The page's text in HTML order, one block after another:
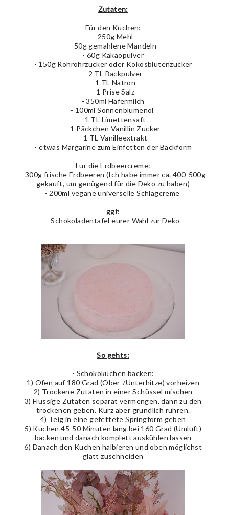
Zutaten:
Für den Kuchen:
- 250g Mehl
- 50g gemahlene Mandeln
- 60g Kakaopulver
- 150g Rohrohrzucker oder Kokosblütenzucker
- 2 TL Backpulver
- 1 TL Natron
- 1 Prise Salz
- 350ml Hafermilch
- 100ml Sonnenblumenöl
- 1 TL Limettensaft
- 1 Päckchen Vanillin Zucker
- 1 TL Vanilleextrakt
- etwas Margarine zum Einfetten der Backform
Für die Erdbeercreme:
- 300g frische Erdbeeren (Ich habe immer ca. 400-500g
gekauft, um genügend für die Deko zu haben)
- 200ml vegane universelle Schlagcreme
ggf:
- Schokoladentafel eurer Wahl zur Deko
So gehts:
- Schokokuchen backen:
1) Ofen auf 180 Grad (Ober-/Unterhitze) vorheizen
2) Trockene Zutaten in einer Schüssel mischen
3) Flüssige Zutaten separat vermengen, dann zu den
trockenen geben. Kurz aber gründlich rühren.
4) Teig in eine gefettete Springform geben
5) Kuchen 45-50 Minuten lang bei 160 Grad (Umluft)
backen und danach komplett auskühlen lassen
6) Danach den Kuchen halbieren und oben möglichst
glatt zuschneiden